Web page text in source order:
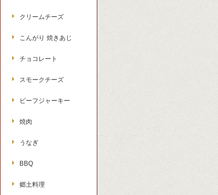
クリームチーズ
こんがり 焼きあじ
チョコレート
スモークチーズ
ビーフジャーキー
焼肉
うなぎ
BBQ
郷土料理